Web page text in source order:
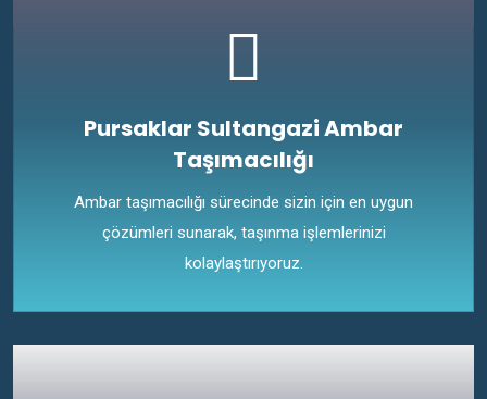
Pursaklar Sultangazi Ambar
Taşımacılığı
Ambar taşımacılığı sürecinde sizin için en uygun
çözümleri sunarak, taşınma işlemlerinizi
kolaylaştırıyoruz.